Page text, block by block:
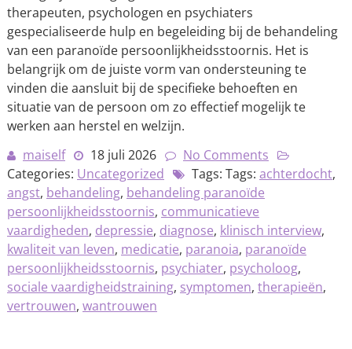
therapeuten, psychologen en psychiaters
gespecialiseerde hulp en begeleiding bij de behandeling
van een paranoïde persoonlijkheidsstoornis. Het is
belangrijk om de juiste vorm van ondersteuning te
vinden die aansluit bij de specifieke behoeften en
situatie van de persoon om zo effectief mogelijk te
werken aan herstel en welzijn.
maiself
18 juli 2026
No Comments
Categories: Uncategorized Tags: Tags: achterdocht,
angst, behandeling, behandeling paranoïde
persoonlijkheidsstoornis, communicatieve
vaardigheden, depressie, diagnose, klinisch interview,
kwaliteit van leven, medicatie, paranoia, paranoïde
persoonlijkheidsstoornis, psychiater, psycholoog,
sociale vaardigheidstraining, symptomen, therapieën,
vertrouwen, wantrouwen